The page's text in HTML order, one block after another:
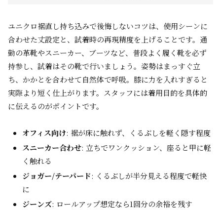
ユニクロ裾直し持ち込みで後悔しないコツは、使用シーンに
合わせた丈設定と、試着時の再現精度を上げることです。通
勤の革靴やスニーカー、ブーツなど、普段よく履く靴を必ず
持参し、試着はその靴で行いましょう。姿勢はまっすぐ立
ち、かかとを合わせて自然体で呼吸。膝に力を入れすぎると
実際より短く仕上がります。スタッフには着用目的を具体的
に伝えるのがポイントです。
オフィス向け: 裾が床に触れず、くるぶしを軽く隠す程度
スニーカー合わせ: 立ちでワンクッション、座ると甲に軽
く触れる
ジョガー/テーパード: くるぶしが半分見える程度で軽快
に
ジーンズ: ロールアップ想定なら1回分の余裕を残す